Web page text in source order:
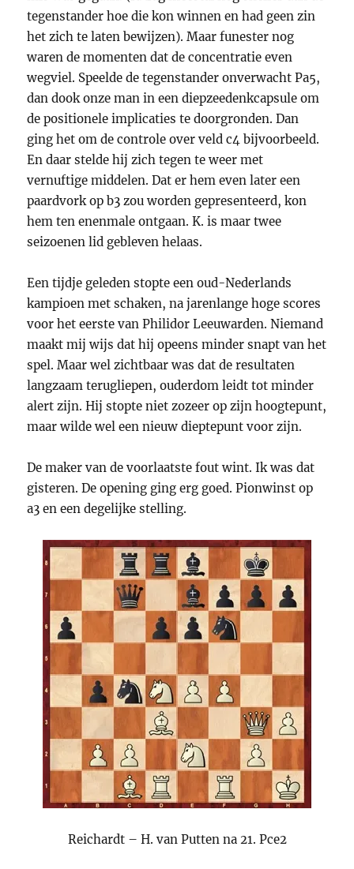
tegenstander hoe die kon winnen en had geen zin
het zich te laten bewijzen). Maar funester nog
waren de momenten dat de concentratie even
wegviel. Speelde de tegenstander onverwacht Pa5,
dan dook onze man in een diepzeedenkcapsule om
de positionele implicaties te doorgronden. Dan
ging het om de controle over veld c4 bijvoorbeeld.
En daar stelde hij zich tegen te weer met
vernuftige middelen. Dat er hem even later een
paardvork op b3 zou worden gepresenteerd, kon
hem ten enenmale ontgaan. K. is maar twee
seizoenen lid gebleven helaas.
Een tijdje geleden stopte een oud-Nederlands
kampioen met schaken, na jarenlange hoge scores
voor het eerste van Philidor Leeuwarden. Niemand
maakt mij wijs dat hij opeens minder snapt van het
spel. Maar wel zichtbaar was dat de resultaten
langzaam terugliepen, ouderdom leidt tot minder
alert zijn. Hij stopte niet zozeer op zijn hoogtepunt,
maar wilde wel een nieuw dieptepunt voor zijn.
De maker van de voorlaatste fout wint. Ik was dat
gisteren. De opening ging erg goed. Pionwinst op
a3 en een degelijke stelling.
Reichardt – H. van Putten na 21. Pce2